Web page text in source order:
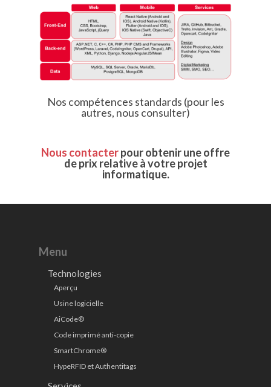
Nos compétences standards (pour les
autres, nous consulter)
Nous contacterpour obtenir une offre
de prix relative à votre projet
informatique.
Menu
Technologies
Aperçu
Usine logicielle
AiCode®
Code imprimé anti-copie
SmartChrome®
HypeRFID et Authentitags